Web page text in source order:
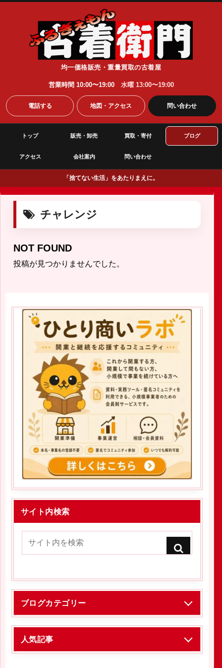
均一価格販売・重量買取の古着屋
営業時間 10:00〜19:00 水曜 13:00〜19:00
電話する 地図・アクセス 問い合わせ
トップ 販売・卸売 買取・寄付 ブログ
アクセス 会社案内 問い合わせ
「捨てない生活」をあたりまえに。
チャレンジ
NOT FOUND
投稿が見つかりませんでした。
サイト内検索
ブログカテゴリー
人気記事